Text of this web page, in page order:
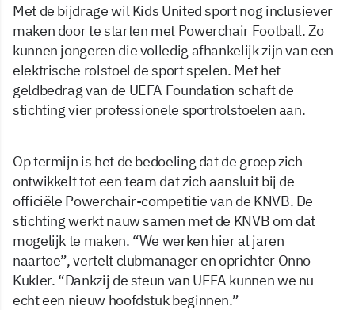
Met de bijdrage wil Kids United sport nog inclusiever
maken door te starten met Powerchair Football. Zo
kunnen jongeren die volledig afhankelijk zijn van een
elektrische rolstoel de sport spelen. Met het
geldbedrag van de UEFA Foundation schaft de
stichting vier professionele sportrolstoelen aan.
Op termijn is het de bedoeling dat de groep zich
ontwikkelt tot een team dat zich aansluit bij de
officiële Powerchair-competitie van de KNVB. De
stichting werkt nauw samen met de KNVB om dat
mogelijk te maken. “We werken hier al jaren
naartoe”, vertelt clubmanager en oprichter Onno
Kukler. “Dankzij de steun van UEFA kunnen we nu
echt een nieuw hoofdstuk beginnen.”